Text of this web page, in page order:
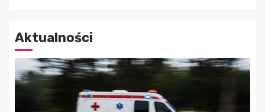
Aktualności